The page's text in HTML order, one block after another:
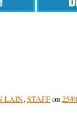
LAIN, STAFFon25/